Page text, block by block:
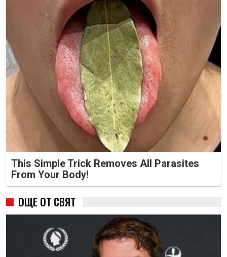
This Simple Trick Removes All Parasites
From Your Body!
ОЩЕ ОТ СВЯТ